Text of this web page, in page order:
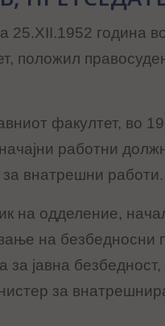
25.XII.1952 година
положил
факултет, во
работни
внатрешни работи.
на одделение,
на безбедносни
за јавна
за